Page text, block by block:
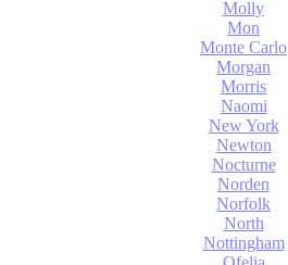
Molly
Mon
Monte Carlo
Morgan
Morris
Naomi
New York
Newton
Nocturne
Norden
Norfolk
North
Nottingham